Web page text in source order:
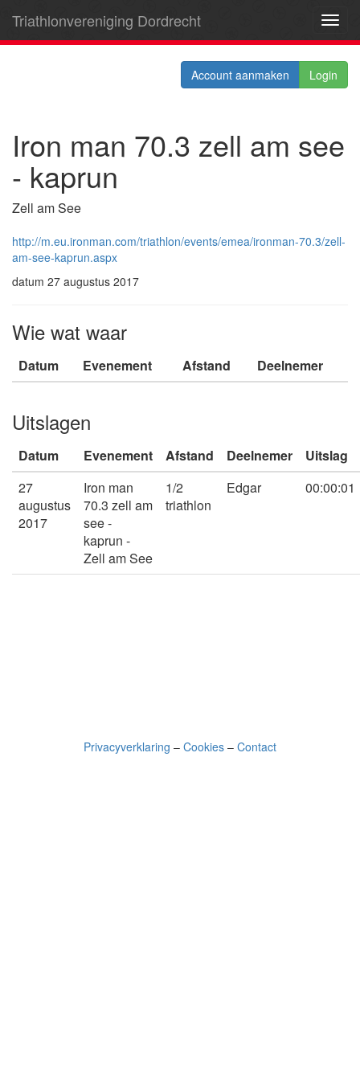
Triathlonvereniging Dordrecht
Account aanmaken Login
Iron man 70.3 zell am see
- kaprun
Zell am See
http://m.eu.ironman.com/triathlon/events/emea/ironman-70.3/zell-
am-see-kaprun.aspx
datum 27 augustus 2017
Wie wat waar
Datum Evenement Afstand Deelnemer
Uitslagen
Datum Evenement Afstand Deelnemer
Uitslag
27
augustus
2017
Iron man
70.3 zell am
see -
kaprun -
Zell am See
1/2
triathlon
Edgar 00:00:01
Privacyverklaring – Cookies – Contact